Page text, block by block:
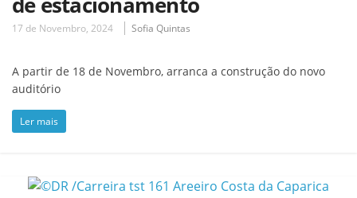
17 de Novembro, 2024 Sofia Quintas
A partir de 18 de Novembro, arranca a construção do novo
auditório
Ler mais